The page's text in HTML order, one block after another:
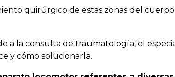
quirúrgico de estas zonas del
a la consulta de traumatología, el
y cómo solucionarla.